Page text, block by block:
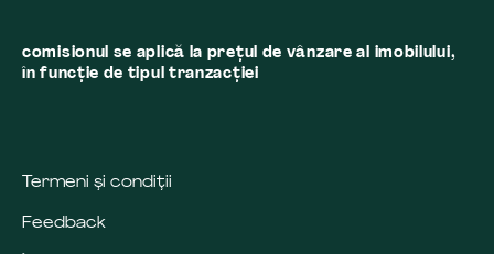
comisionul se aplică la preţul de vânzare al imobilului,
în funcţie de tipul tranzacţiei
Termeni și condiții
Feedback